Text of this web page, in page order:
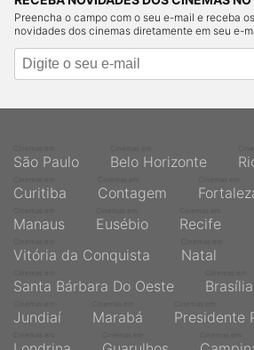
Preencha o campo com o seu e-mail e receba
novidades dos cinemas diretamente em seu e-
São Paulo Belo Horizonte
Curitiba Contagem
Manaus Eusébio Recife
Vitória da Conquista Natal
Santa Bárbara Do Oeste Brasília
Jundiaí Marabá Presidente